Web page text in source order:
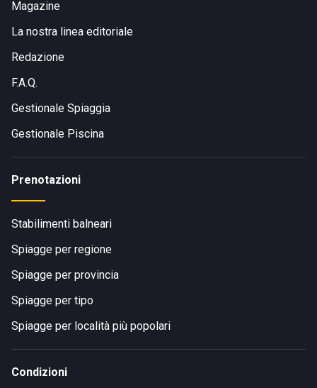
In auto:
seguendo le indicazioni per la spiaggia di Ariana;
In treno:
In traghetto:
isole di Ponza e Ventotene;
A piedi o in bici:
è ideale anche per chi ama raggiungerla con mezzi
Magazine
La nostra linea editoriale
Redazione
F.A.Q.
Gestionale Spiaggia
Gestionale Piscina
Prenotazioni
Stabilimenti balneari
Spiagge per regione
Spiagge per provincia
Spiagge per tipo
Spiagge per località più popolari
Condizioni